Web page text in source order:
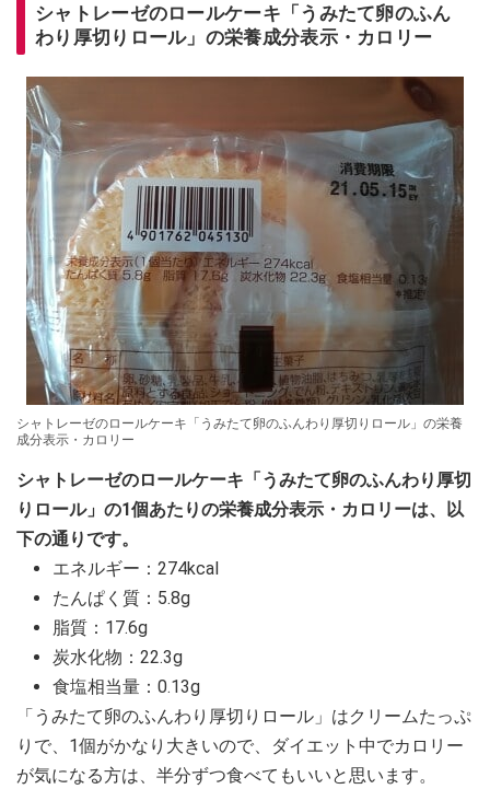
シャトレーゼのロールケーキ「うみたて卵のふん
わり厚切りロール」の栄養成分表示・カロリー
シャトレーゼのロールケーキ「うみたて卵のふんわり厚切りロール」の栄養
成分表示・カロリー
シャトレーゼのロールケーキ「うみたて卵のふんわり厚切
りロール」の1個あたりの栄養成分表示・カロリーは、以
下の通りです。
エネルギー：274kcal
たんぱく質：5.8g
脂質：17.6g
炭水化物：22.3g
食塩相当量：0.13g
「うみたて卵のふんわり厚切りロール」はクリームたっぷ
りで、1個がかなり大きいので、ダイエット中でカロリー
が気になる方は、半分ずつ食べてもいいと思います。